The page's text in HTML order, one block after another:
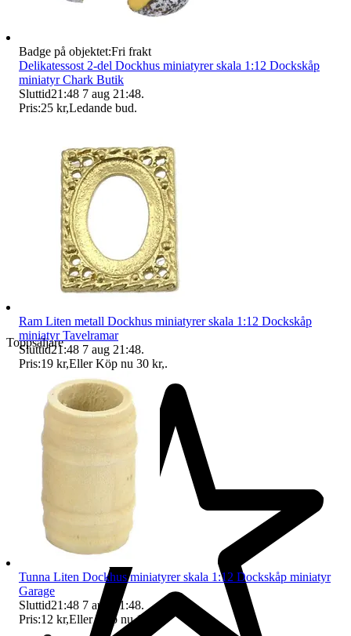
Toppsäljare
Badge på objektet:Fri frakt
Delikatessost 2-del Dockhus miniatyrer skala 1:12 Dockskåp
miniatyr Chark Butik
Sluttid21:48 7 aug 21:48.
Pris:25 kr,Ledande bud.
Ram Liten metall Dockhus miniatyrer skala 1:12 Dockskåp
miniatyr Tavelramar
Sluttid21:48 7 aug 21:48.
Pris:19 kr,Eller Köp nu 30 kr,.
Tunna Liten Dockhus miniatyrer skala 1:12 Dockskåp miniatyr
Garage
Sluttid21:48 7 aug 21:48.
Pris:12 kr,Eller Köp nu 14 kr